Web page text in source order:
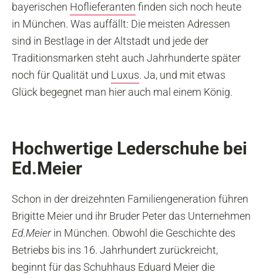
bayerischen Hoflieferanten finden sich noch heute
in München. Was auffällt: Die meisten Adressen
sind in Bestlage in der Altstadt und jede der
Traditionsmarken steht auch Jahrhunderte später
noch für Qualität und Luxus. Ja, und mit etwas
Glück begegnet man hier auch mal einem König.
Hochwertige Lederschuhe bei
Ed.Meier
Schon in der dreizehnten Familiengeneration führen
Brigitte Meier und ihr Bruder Peter das Unternehmen
Ed.Meierin München. Obwohl die Geschichte des
Betriebs bis ins 16. Jahrhundert zurückreicht,
beginnt für das Schuhhaus Eduard Meier die